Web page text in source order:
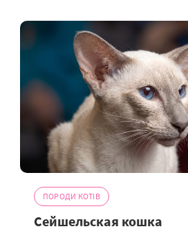
ПОРОДИ КОТІВ
Сейшельская кошка